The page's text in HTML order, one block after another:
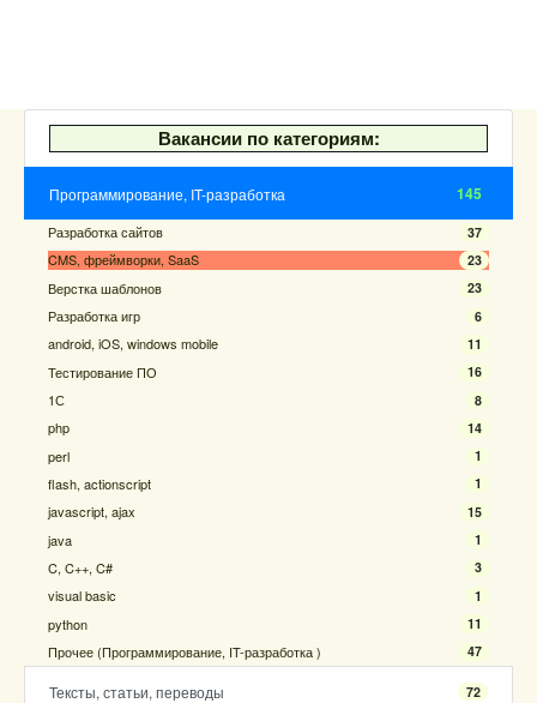
Вакансии по категориям:
Программирование, IT-разработка 145
Разработка сайтов 37
CMS, фреймворки, SaaS 23
Верстка шаблонов 23
Разработка игр 6
android, iOS, windows mobile 11
Тестирование ПО 16
1С 8
php 14
perl 1
flash, actionscript 1
javascript, ajax 15
java 1
C, C++, C# 3
visual basic 1
python 11
Прочее (Программирование, IT-разработка ) 47
Тексты, статьи, переводы 72